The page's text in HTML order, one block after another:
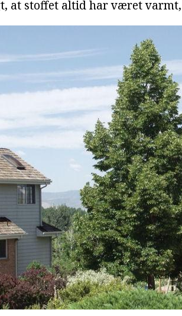
at stoffet altid har været